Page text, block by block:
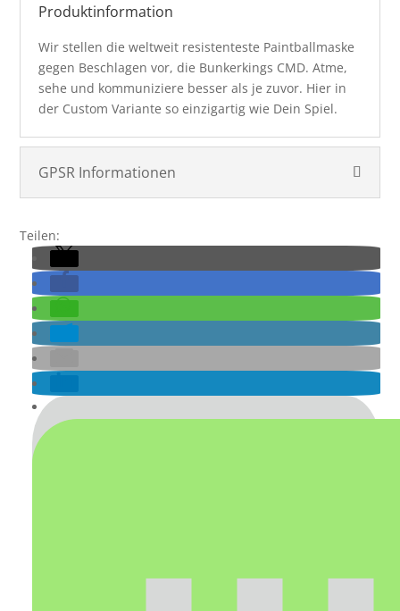
Produktinformation
Wir stellen die weltweit resistenteste Paintballmaske
gegen Beschlagen vor, die Bunkerkings CMD. Atme,
sehe und kommuniziere besser als je zuvor. Hier in
der Custom Variante so einzigartig wie Dein Spiel.
GPSR Informationen
Teilen: